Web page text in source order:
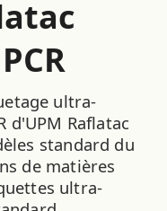
PCR
ultra-
d'UPM Raflatac
standard du
de matières
ultra-